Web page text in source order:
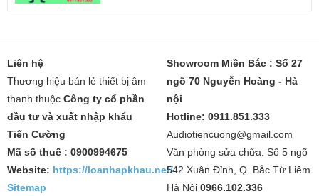
Liên hệ
Thương hiệu bán lẻ thiết bị âm
thanh thuộc Công ty cổ phần
đầu tư và xuất nhập khẩu
Tiến Cường
Mã số thuế : 0900994675
Website: https://loanhapkhau.net/
Sitemap
Showroom Miền Bắc : Số 27
ngõ 70 Nguyễn Hoàng - Hà
nội
Hotline: 0911.851.333
Audiotiencuong@gmail.com
Văn phòng sửa chữa: Số 5 ngõ
542 Xuân Đỉnh, Q. Bắc Từ Liêm
Hà Nội 0966.102.336